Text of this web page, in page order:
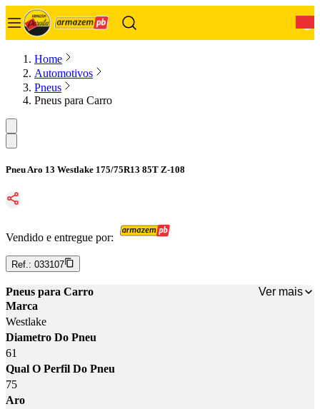
Home
Automotivos
Pneus
Pneus para Carro
Pneu Aro 13 Westlake 175/75R13 85T Z-108
Vendido e entregue por:
Ref.: 033107
Pneus para Carro
Ver mais
Marca
Westlake
Diametro Do Pneu
61
Qual O Perfil Do Pneu
75
Aro